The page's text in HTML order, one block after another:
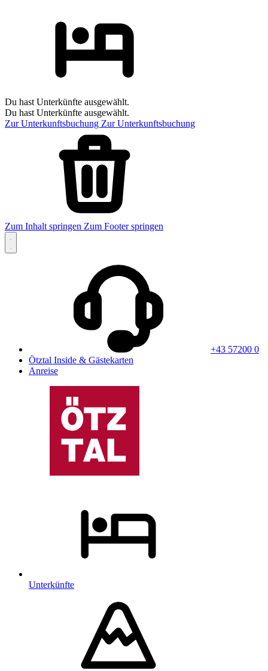
Du hast Unterkünfte ausgewählt.
Du hast Unterkünfte ausgewählt.
Zur Unterkunftsbuchung Zur Unterkunftsbuchung
Zum Inhalt springen Zum Footer springen
+43 57200 0
Ötztal Inside & Gästekarten
Anreise
Unterkünfte